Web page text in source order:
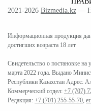
2021-2026 Bizmedia.kz —
Информационная продукция
достигших возраста 18 лет
Свидетельство о постановке
марта 2022 года. Выдано
Республики Казахстан Адрес:
Коммерческий отдел: +7 (707)
Редакция: +7 (701) 255-55-70,